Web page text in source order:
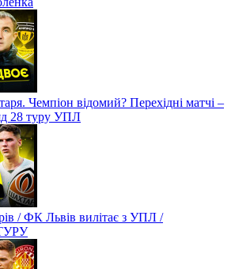
Чемпіон відомий? Перехідні матчі –
28 туру УПЛ
/ ФК Львів вилітає з УПЛ /